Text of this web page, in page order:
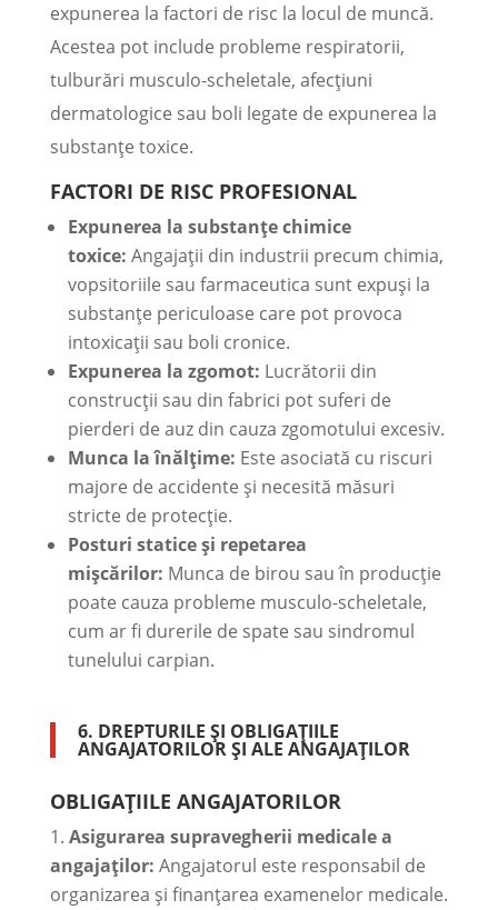
expunerea la factori de risc la locul de muncă.
Acestea pot include probleme respiratorii,
tulburări musculo-scheletale, afecțiuni
dermatologice sau boli legate de expunerea la
substanțe toxice.
FACTORI DE RISC PROFESIONAL
Expunerea la substanțe chimice
toxice: Angajații din industrii precum chimia,
vopsitoriile sau farmaceutica sunt expuși la
substanțe periculoase care pot provoca
intoxicații sau boli cronice.
Expunerea la zgomot: Lucrătorii din
construcții sau din fabrici pot suferi de
pierderi de auz din cauza zgomotului excesiv.
Munca la înălțime: Este asociată cu riscuri
majore de accidente și necesită măsuri
stricte de protecție.
Posturi statice și repetarea
mișcărilor: Munca de birou sau în producție
poate cauza probleme musculo-scheletale,
cum ar fi durerile de spate sau sindromul
tunelului carpian.
6. DREPTURILE ȘI OBLIGAȚIILE
ANGAJATORILOR ȘI ALE ANGAJAȚILOR
OBLIGAȚIILE ANGAJATORILOR
Asigurarea supravegherii medicale a
angajaților: Angajatorul este responsabil de
organizarea și finanțarea examenelor medicale.